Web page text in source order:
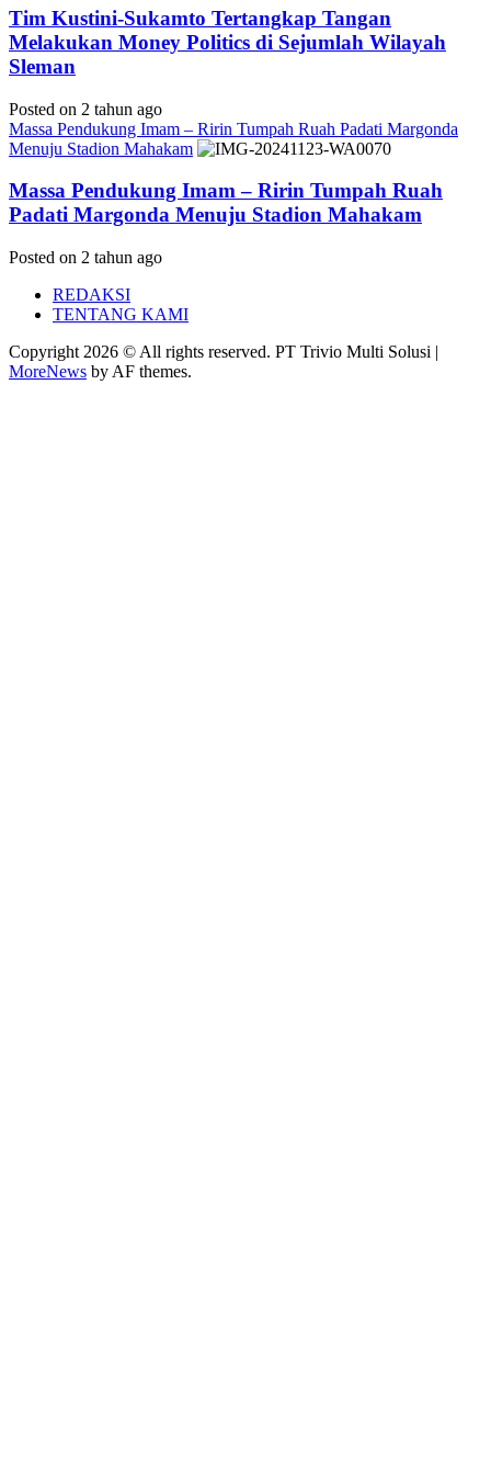
Tim Kustini-Sukamto Tertangkap Tangan
Melakukan Money Politics di Sejumlah Wilayah
Sleman
Posted on 2 tahun ago
Massa Pendukung Imam – Ririn Tumpah Ruah Padati Margonda
Menuju Stadion Mahakam
Massa Pendukung Imam – Ririn Tumpah Ruah
Padati Margonda Menuju Stadion Mahakam
Posted on 2 tahun ago
REDAKSI
TENTANG KAMI
Copyright 2026 © All rights reserved. PT Trivio Multi Solusi |
MoreNews by AF themes.